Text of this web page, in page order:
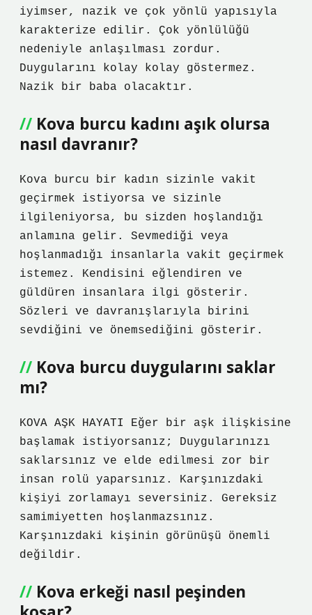
iyimser, nazik ve çok yönlü yapısıyla
karakterize edilir. Çok yönlülüğü
nedeniyle anlaşılması zordur.
Duygularını kolay kolay göstermez.
Nazik bir baba olacaktır.
Kova burcu kadını aşık olursa
nasıl davranır?
Kova burcu bir kadın sizinle vakit
geçirmek istiyorsa ve sizinle
ilgileniyorsa, bu sizden hoşlandığı
anlamına gelir. Sevmediği veya
hoşlanmadığı insanlarla vakit geçirmek
istemez. Kendisini eğlendiren ve
güldüren insanlara ilgi gösterir.
Sözleri ve davranışlarıyla birini
sevdiğini ve önemsediğini gösterir.
Kova burcu duygularını saklar
mı?
KOVA AŞK HAYATI Eğer bir aşk ilişkisine
başlamak istiyorsanız; Duygularınızı
saklarsınız ve elde edilmesi zor bir
insan rolü yaparsınız. Karşınızdaki
kişiyi zorlamayı seversiniz. Gereksiz
samimiyetten hoşlanmazsınız.
Karşınızdaki kişinin görünüşü önemli
değildir.
Kova erkeği nasıl peşinden